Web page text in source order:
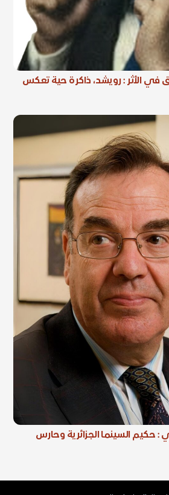
الأثر : رويشد، ذاكرة حية تعكس
: حكيم السينما الجزائرية وحارس